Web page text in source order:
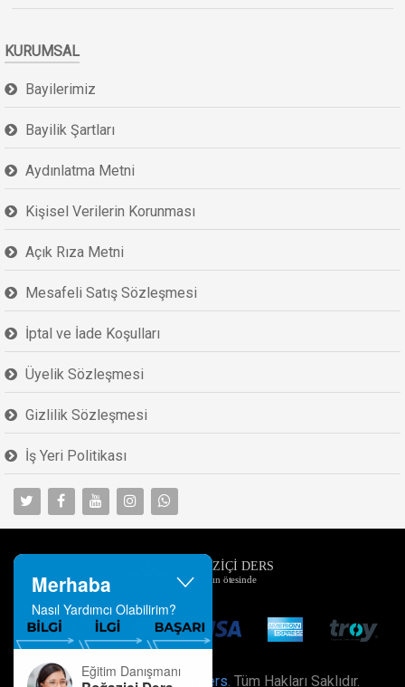
KURUMSAL
Bayilerimiz
Bayilik Şartları
Aydınlatma Metni
Kişisel Verilerin Korunması
Açık Rıza Metni
Mesafeli Satış Sözleşmesi
İptal ve İade Koşulları
Üyelik Sözleşmesi
Gizlilik Sözleşmesi
İş Yeri Politikası
Developed byBoğaziçi Ders. Tüm Hakları Saklıdır.
Merhaba
Nasıl Yardımcı Olabilirim?
Eğitim Danışmanı